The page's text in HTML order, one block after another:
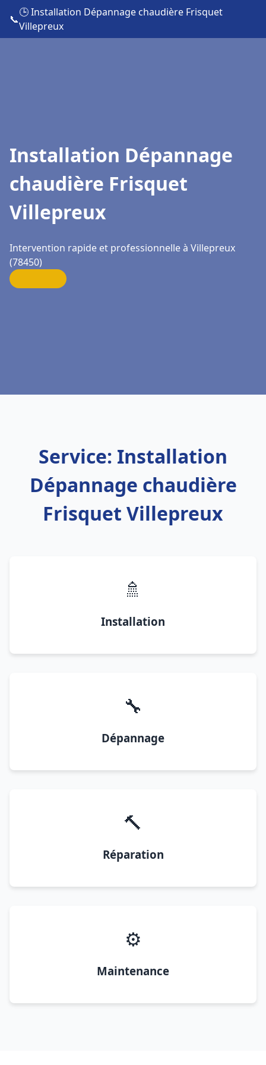
📞
🕒 Installation Dépannage chaudière Frisquet
Villepreux
Installation Dépannage
chaudière Frisquet
Villepreux
Intervention rapide et professionnelle à Villepreux
(78450)
Service: Installation
Dépannage chaudière
Frisquet Villepreux
🚿
Installation
🔧
Dépannage
🔨
Réparation
⚙️
Maintenance